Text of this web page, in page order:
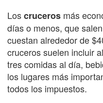
Loscruceros más
días o menos, que
cuestan alrededor de
cruceros suelen incluir
tres comidas al día,
los lugares más
todos los impuestos.